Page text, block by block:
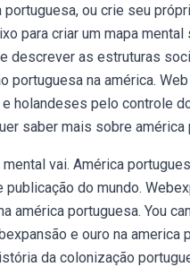
portuguesa, ou crie seu
para criar um mapa
descrever as estruturas
portuguesa na américa.
holandeses pelo controle
saber mais sobre
mental vai. América
publicação do mundo.
américa portuguesa. You
e ouro na
da colonização